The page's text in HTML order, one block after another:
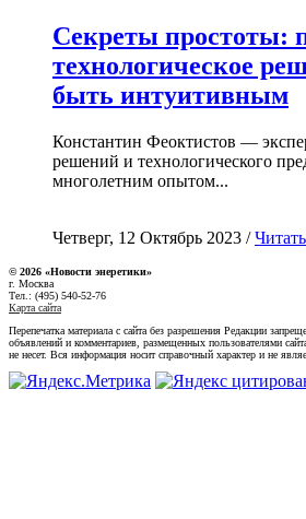
Секреты простоты:
технологическое
быть интуитивным
Константин Феоктистов —
решений и технологического
многолетним опытом...
Четверг, 12 Октябрь 2023 /
© 2026 «Новости энеретики»
г. Москва
Тел.: (495) 540-52-76
Карта сайта
Перепечатка материала с сайта без разрешения Редакции
объявлений и комментариев, размещенных пользователями
не несет. Вся информация носит справочный характер и не